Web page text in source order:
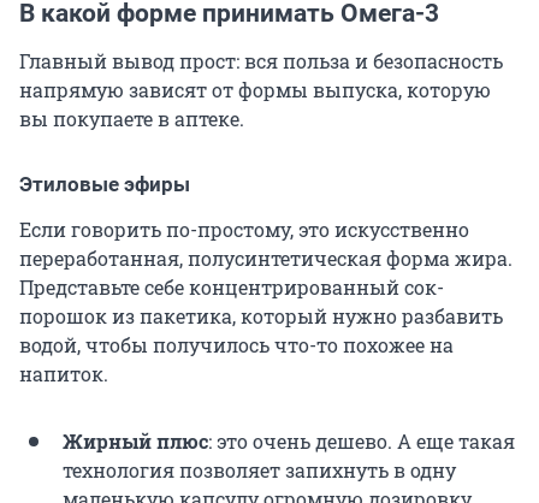
В какой форме принимать Омега-3
Главный вывод прост: вся польза и безопасность
напрямую зависят от формы выпуска, которую
вы покупаете в аптеке.
Этиловые эфиры
Если говорить по-простому, это искусственно
переработанная, полусинтетическая форма жира.
Представьте себе концентрированный сок-
порошок из пакетика, который нужно разбавить
водой, чтобы получилось что-то похожее на
напиток.
Жирный плюс: это очень дешево. А еще такая
технология позволяет запихнуть в одну